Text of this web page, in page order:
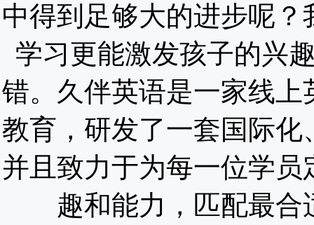
中得到足够大的进步呢？
学习更能激发孩子的兴
错。久伴英语是一家线
教育，研发了一套国际
并且致力于为每一位学
趣和能力，匹配最